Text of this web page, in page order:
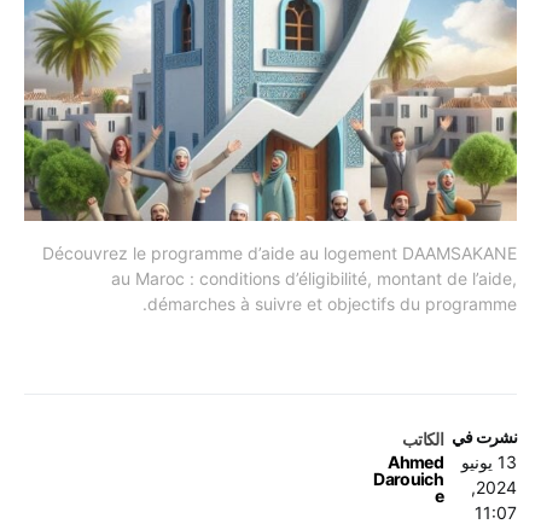
Découvrez le programme d’aide au logement DAAMSAKANE
au Maroc : conditions d’éligibilité, montant de l’aide,
démarches à suivre et objectifs du programme.
نشرت في
13 يونيو
2024,
11:07
الكاتب
Ahmed
Darouich
e